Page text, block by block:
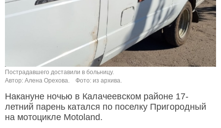
Пострадавшего доставили в больницу.
Автор: Алена Орехова.
Фото: из архива.
Накануне ночью в Калачеевском районе 17-
летний парень катался по поселку Пригородный
на мотоцикле Motoland.